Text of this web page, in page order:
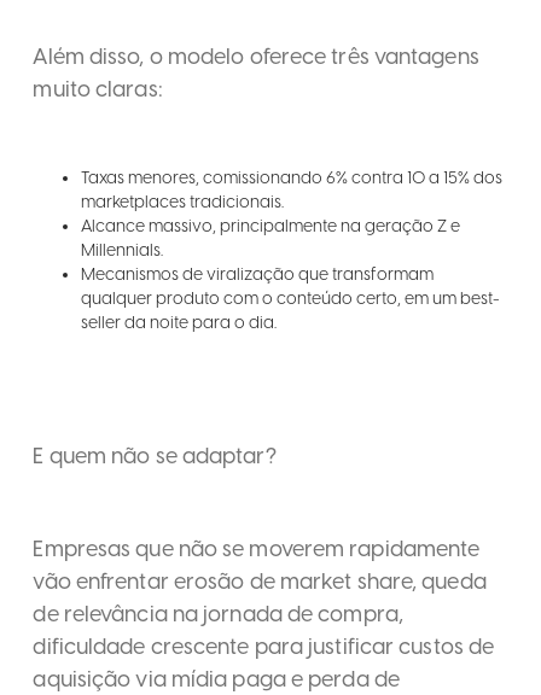
Além disso, o modelo oferece três vantagens
muito claras:
Taxas menores, comissionando 6% contra 10 a 15% dos
marketplaces tradicionais.
Alcance massivo, principalmente na geração Z e
Millennials.
Mecanismos de viralização que transformam
qualquer produto com o conteúdo certo, em um best-
seller da noite para o dia.
E quem não se adaptar?
Empresas que não se moverem rapidamente
vão enfrentar erosão de market share, queda
de relevância na jornada de compra,
dificuldade crescente para justificar custos de
aquisição via mídia paga e perda de